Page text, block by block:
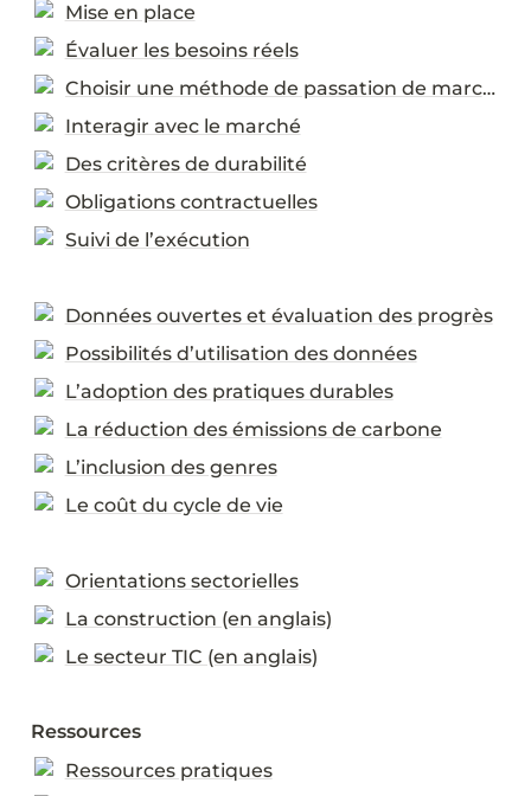
Mise en place
Évaluer les besoins réels
Choisir une méthode de passation de marchés
Interagir avec le marché
Des critères de durabilité
Obligations contractuelles
Suivi de l’exécution
Données ouvertes et évaluation des progrès
Possibilités d’utilisation des données
L’adoption des pratiques durables
La réduction des émissions de carbone
L’inclusion des genres
Le coût du cycle de vie
Orientations sectorielles
La construction (en anglais)
Le secteur TIC (en anglais)
Ressources
Ressources pratiques